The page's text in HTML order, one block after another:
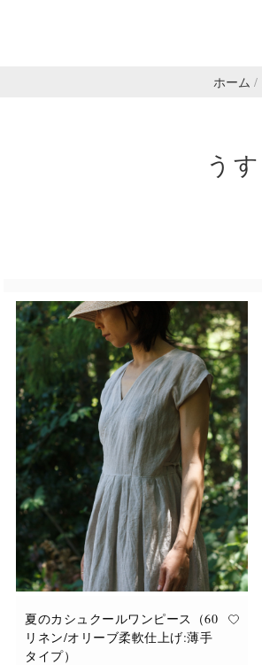
ホーム /
う
夏のカシュクールワンピース（60
リネン/オリーブ柔軟仕上げ:薄手
タイプ）